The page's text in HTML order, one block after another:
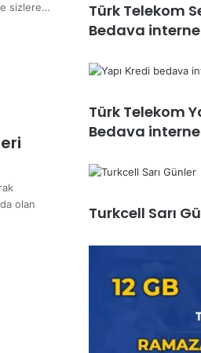
sizlere…
olan
Türk Telekom
Bedava
Türk Telekom
Bedava
Turkcell Sarı